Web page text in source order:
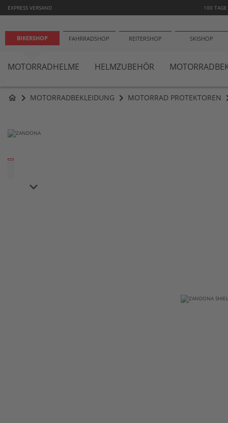
EXPRESS VERSAND 100 TAGE
BIKERSHOP FAHRRADSHOP REITERSHOP SKISHOP
MOTORRADHELME HELMZUBEHÖR
home MOTORRADBEKLEIDUNG MOTORRAD PROTEKTOREN
Zum
Bildergalerie
keyboard_arrow_down